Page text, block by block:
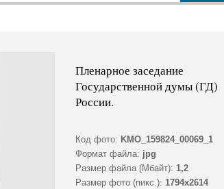
Пленарное заседание
Государственной думы (ГД)
России.
Код фото: KMO_159824_00069_1
Формат файла: jpg
Размер файла (Мбайт): 1,2
Размер фото (пикс.): 1794x2614